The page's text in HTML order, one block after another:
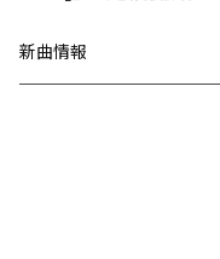
新曲情報